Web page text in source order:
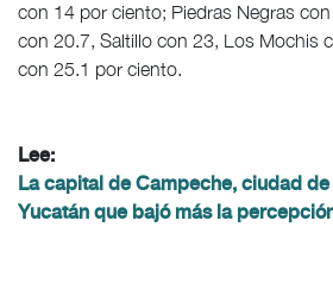
con 14 por ciento; Piedras Negras
con 20.7, Saltillo con 23, Los Mochis
con 25.1 por ciento.
Lee:
La capital de Campeche, ciudad
Yucatán que bajó más la